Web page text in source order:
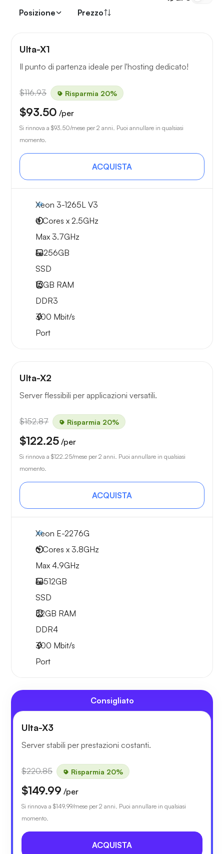
Posizione
Prezzo
Ulta-X1
Il punto di partenza ideale per l'hosting dedicato!
$116.93 Risparmia 20%
$93.50 /per
Si rinnova a $93.50/mese per 2 anni. Puoi annullare in qualsiasi
momento.
ACQUISTA
Xeon 3-1265L V3
4 Cores x 2.5GHz
Max 3.7GHz
1x256GB
SSD
16GB RAM
DDR3
300 Mbit/s
Port
Ulta-X2
Server flessibili per applicazioni versatili.
$152.87 Risparmia 20%
$122.25 /per
Si rinnova a $122.25/mese per 2 anni. Puoi annullare in qualsiasi
momento.
ACQUISTA
Xeon E-2276G
6 Cores x 3.8GHz
Max 4.9GHz
1x512GB
SSD
32GB RAM
DDR4
300 Mbit/s
Port
Consigliato
Ulta-X3
Server stabili per prestazioni costanti.
$220.85 Risparmia 20%
$149.99 /per
Si rinnova a $149.99/mese per 2 anni. Puoi annullare in qualsiasi
momento.
ACQUISTA